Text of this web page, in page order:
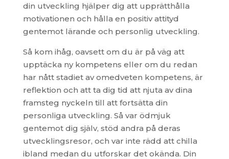
din utveckling hjälper dig att upprätthålla
motivationen och hålla en positiv attityd
gentemot lärande och personlig utveckling.
Så kom ihåg, oavsett om du är på väg att
upptäcka ny kompetens eller om du redan
har nått stadiet av omedveten kompetens, är
reflektion och att ta dig tid att njuta av dina
framsteg nyckeln till att fortsätta din
personliga utveckling. Så var ödmjuk
gentemot dig själv, stöd andra på deras
utvecklingsresor, och var inte rädd att chilla
ibland medan du utforskar det okända. Din